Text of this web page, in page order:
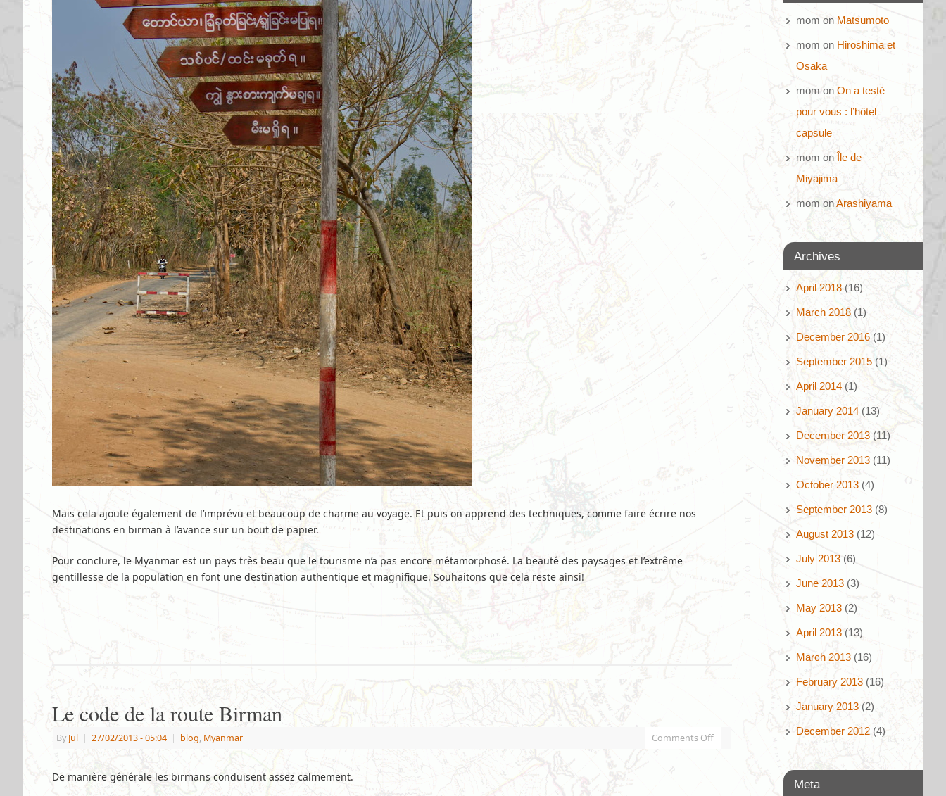
Mais cela ajoute également de l’imprévu et beaucoup de charme au voyage. Et puis on apprend des techniques, comme faire écrire nos
destinations en birman à l’avance sur un bout de papier.
Pour conclure, le Myanmar est un pays très beau que le tourisme n’a pas encore métamorphosé. La beauté des paysages et l’extrême
gentillesse de la population en font une destination authentique et magnifique. Souhaitons que cela reste ainsi!
Le code de la route Birman
By Jul | 27/02/2013- 05:04 | blog, Myanmar Comments Off
De manière générale les birmans conduisent assez calmement.
mom on Matsumoto
mom on Hiroshima et
Osaka
mom on On a testé
pour vous : l’hôtel
capsule
mom on Île de
Miyajima
mom onArashiyama
Archives
April 2018 (16)
March 2018 (1)
December 2016 (1)
September 2015 (1)
April 2014 (1)
January 2014 (13)
December 2013 (11)
November 2013 (11)
October 2013 (4)
September 2013 (8)
August 2013 (12)
July 2013 (6)
June 2013 (3)
May 2013 (2)
April 2013 (13)
March 2013 (16)
February 2013 (16)
January 2013 (2)
December 2012 (4)
Meta